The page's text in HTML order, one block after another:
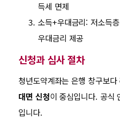
득세 면제
소득+우대금리: 저소득
우대금리 제공
신청과 심사 절차
청년도약계좌는 은행 창구보다
대면 신청이 중심입니다. 공식
입니다.